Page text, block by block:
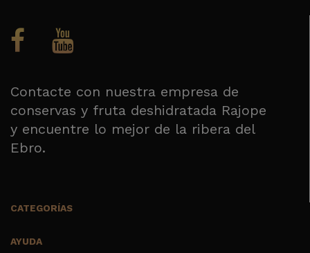
Contacte con nuestra empresa de
conservas y fruta deshidratada Rajope
y encuentre lo mejor de la ribera del
Ebro.
CATEGORÍAS
AYUDA